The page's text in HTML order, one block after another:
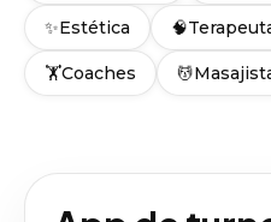
✨Estética 🧠
🏋️Coaches 💆